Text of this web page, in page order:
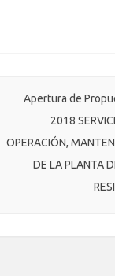
Apertura de
2018
OPERACIÓN,
DE LA PLANTA